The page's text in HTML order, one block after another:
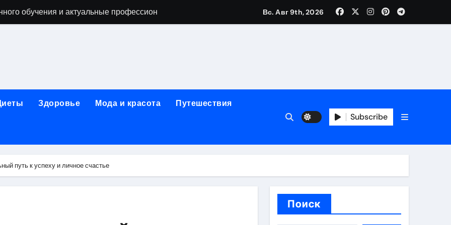
обучения и актуальные профессиональные ориентиры
принципы, показания и этапы установки импланта за один день
МРТ на современном магнитно-резонансном томографе
Вс. Авг 9th, 2026
Здоровье Мода и красота Путешествия
Subscribe
путь к успеху и личное счастье
Поиск